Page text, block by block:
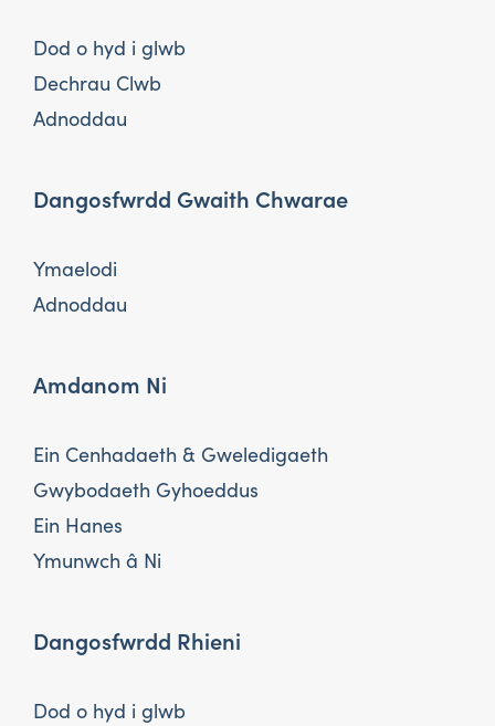
Dod o hyd i glwb
Dechrau Clwb
Adnoddau
Dangosfwrdd Gwaith Chwarae
Ymaelodi
Adnoddau
Amdanom Ni
Ein Cenhadaeth & Gweledigaeth
Gwybodaeth Gyhoeddus
Ein Hanes
Ymunwch â Ni
Dangosfwrdd Rhieni
Dod o hyd i glwb